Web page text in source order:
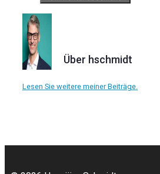
Über hschmidt
Lesen Sie weitere meiner Beiträge.